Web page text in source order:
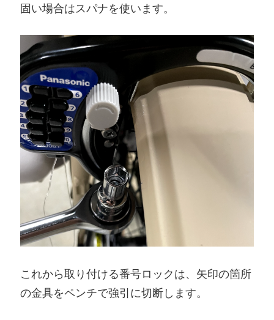
固い場合はスパナを使います。
これから取り付ける番号ロックは、矢印の箇所
の金具をペンチで強引に切断します。